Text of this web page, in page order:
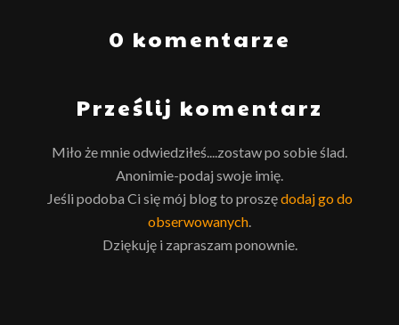
0 komentarze
Prześlij komentarz
Miło że mnie odwiedziłeś....zostaw po sobie ślad.
Anonimie-podaj swoje imię.
Jeśli podoba Ci się mój blog to proszędodaj go do
obserwowanych.
Dziękuję i zapraszam ponownie.